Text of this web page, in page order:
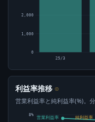
0
1,000
2,000
25/3
利益率推移 ⊙
営業利益率と純利益率(%)。
8%
営業利益率 純利益率